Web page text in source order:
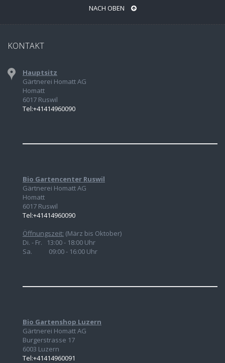
NACH OBEN
KONTAKT
Hauptsitz
Gärtnerei Homatt AG
Homatt
6017 Ruswil
Tel:+41414960090
Bio Gartencenter Ruswil
Gärtnerei Homatt AG
Homatt
6017 Ruswil
Tel:+41414960090
Öffnungszeit: (März bis Oktober)
Di. - Fr. 13:00 - 18:00 Uhr
Sa. 09:00 - 16:00 Uhr
Bio Gartenshop Luzern
Gärtnerei Homatt AG
Burgerstrasse 17
6003 Luzern
Tel:+41414960091